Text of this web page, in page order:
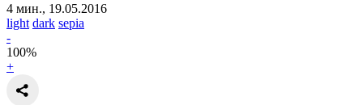
4 мин., 19.05.2016
light dark sepia
-
100%
+